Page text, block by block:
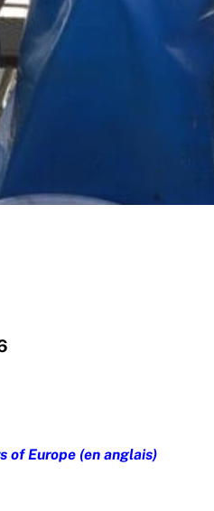
of Europe (en anglais)